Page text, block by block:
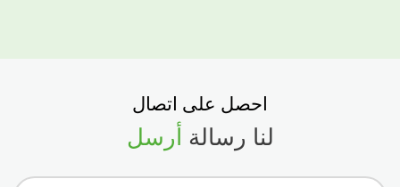
احصل على اتصال
لنا رسالة أرسل